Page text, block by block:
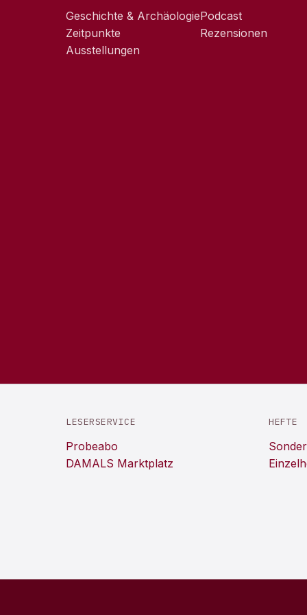
Geschichte & Archäologie
Zeitpunkte
Ausstellungen
Podcast
Rezensionen
LESERSERVICE
Probeabo
DAMALS Marktplatz
HEFTE